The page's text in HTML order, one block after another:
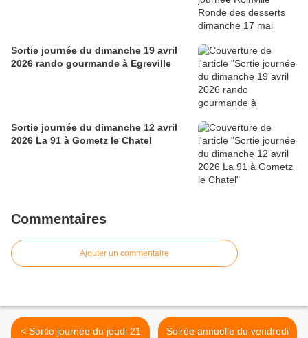
Sortie journée du dimanche 19 avril
2026 rando gourmande à Egreville
Sortie journée du dimanche 12 avril
2026 La 91 à Gometz le Chatel
Commentaires
Ajouter un commentaire
< Sortie journée du jeudi 21
Soirée annuelle du vendredi